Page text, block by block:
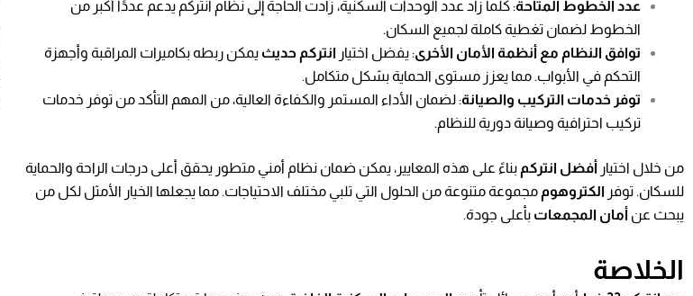
عدد الخطوط المتاحة: كلما زاد عدد الوحدات السكنية، زادت الحاجة إلى نظام انتركم يدعم عددًا أكبر من
الخطوط لضمان تغطية كاملة لجميع السكان.
توافق النظام مع أنظمة الأمان الأخرى: يفضل اختيار انتركم حديث يمكن ربطه بكاميرات المراقبة وأجهزة
التحكم في الأبواب. مما يعزز مستوى الحماية بشكل متكامل.
توفر خدمات التركيب والصيانة: لضمان الأداء المستمر والكفاءة العالية، من المهم التأكد من توفر خدمات
تركيب احترافية وصيانة دورية للنظام.
من خلال اختيار أفضل انتركم بناءً على هذه المعايير، يمكن ضمان نظام أمني متطور يحقق أعلى درجات الراحة والحماية
للسكان. توفر الكتروهوم مجموعة متنوعة من الحلول التي تلبي مختلف الاحتياجات. مما يجعلها الخيار الأمثل لكل من
يبحث عن أمان المجمعات بأعلى جودة.
الخلاصة